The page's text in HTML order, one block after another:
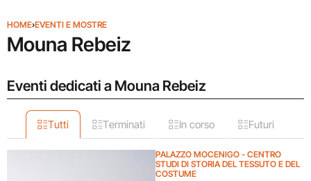
HOME›EVENTI E MOSTRE
Mouna Rebeiz
Eventi dedicati a Mouna Rebeiz
Tutti Terminati In corso Futuri
PALAZZO MOCENIGO - CENTRO
STUDI DI STORIA DEL TESSUTO E DEL
COSTUME